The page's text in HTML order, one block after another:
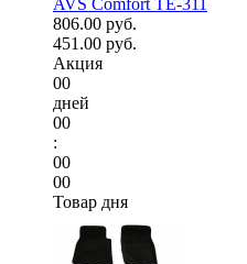
AVS Comfort TE-311
806.00 руб.
451.00 руб.
Акция
00
дней
00
:
00
00
Товар дня